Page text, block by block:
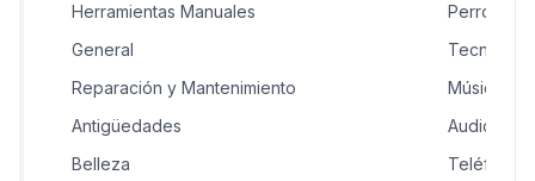
Herramientas Manuales
General
Reparación y Mantenimiento
Antigüedades
Belleza
Perros en
Música,
Audio,
Teléfonos